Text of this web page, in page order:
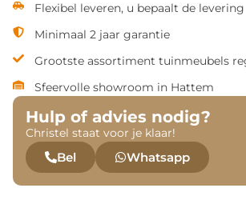
Flexibel leveren, u bepaalt de levering
Minimaal 2 jaar garantie
Grootste assortiment tuinmeubels
Sfeervolle showroom in Hattem
Hulp of advies nodig?
Christel staat voor je klaar!
Bel Whatsapp